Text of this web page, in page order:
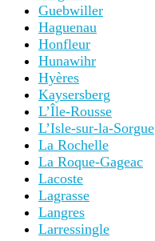
Guebwiller
Haguenau
Honfleur
Hunawihr
Hyères
Kaysersberg
L’Île-Rousse
L’Isle-sur-la-Sorgue
La Rochelle
La Roque-Gageac
Lacoste
Lagrasse
Langres
Larressingle